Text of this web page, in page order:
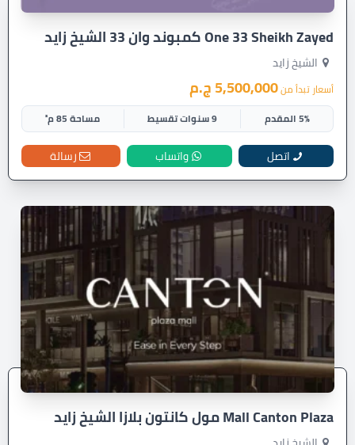
One 33 Sheikh Zayed كمبوند وان 33 الشيخ زايد
الشيخ زايد
أسعار تبدأ من5,500,000 ج.م
5% المقدم 9 سنوات تقسيط مساحة 85 م²
اتصل واتساب رسالة
Mall Canton Plaza مول كانتون بلازا الشيخ زايد